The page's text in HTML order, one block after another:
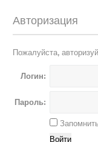
Авторизация
Пожалуйста,
Логин:
Пароль: